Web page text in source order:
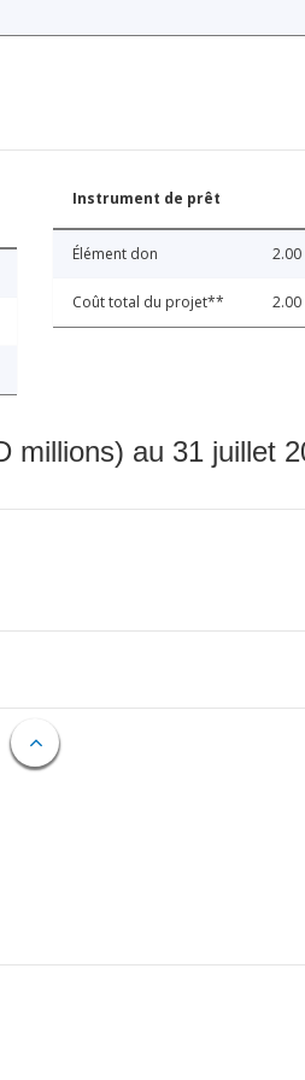
Instrument de prêt
Élément don 2.00
Coût total du projet** 2.00
millions) au 31 juillet